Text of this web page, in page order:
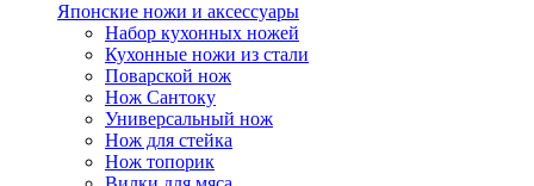
Японские ножи и аксессуары
Набор кухонных ножей
Кухонные ножи из стали
Поварской нож
Нож Сантоку
Универсальный нож
Нож для стейка
Нож топорик